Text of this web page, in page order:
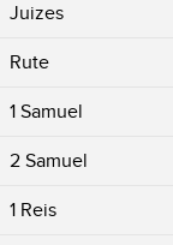
Juizes
Rute
1 Samuel
2 Samuel
1 Reis